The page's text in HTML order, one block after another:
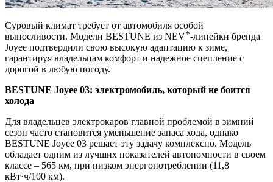
Суровый климат требует от автомобиля особой
выносливости. Модели BESTUNE из NEV ⃰ -линейки бренда
Joyee подтвердили свою высокую адаптацию к зиме,
гарантируя владельцам комфорт и надежное сцепление с
дорогой в любую погоду.
BESTUNE Joyee 03: электромобиль, который не боится
холода
Для владельцев электрокаров главной проблемой в зимний
сезон часто становится уменьшение запаса хода, однако
BESTUNE Joyee 03 решает эту задачу комплексно. Модель
обладает одним из лучших показателей автономности в своем
классе – 565 км, при низком энергопотреблении (11,8
кВт·ч/100 км).